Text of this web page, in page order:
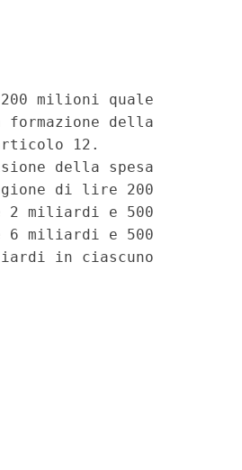
milioni quale
della
12.
della spesa
di lire 200
miliardi e 500
6 miliardi e 500
in ciascuno